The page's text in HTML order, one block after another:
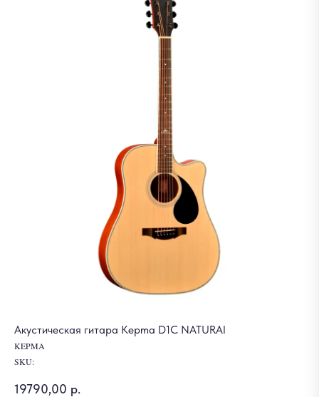
Акустическая гитара Kepma D1C NATURAI
KEPMA
SKU:
19790,00 р.